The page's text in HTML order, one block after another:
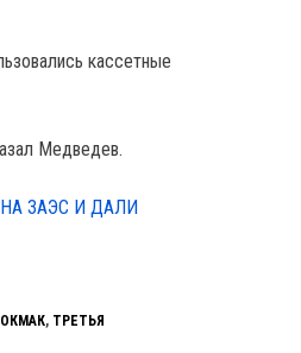
кассетные
Медведев.
ЗАЭС И ДАЛИ
, ТРЕТЬЯ